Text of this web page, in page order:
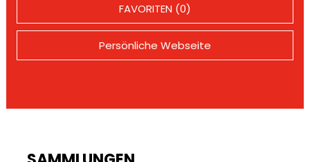
FAVORITEN (0)
Persönliche Webseite